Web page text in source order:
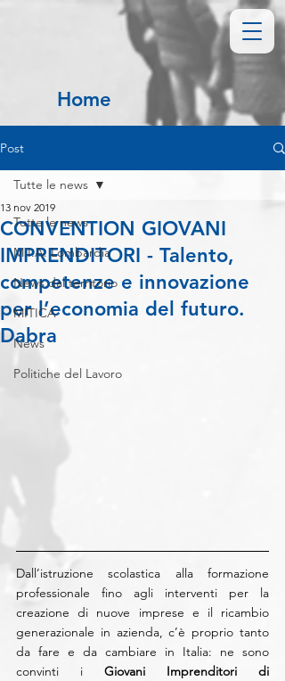
Home
Post
Tutte le news
M.I.A. Lombardia
News dal territorio
MITICA
News
Politiche del Lavoro
Tutte le news
CONVENTION GIOVANI
IMPRENDITORI - Talento,
competenze e innovazione
per l’economia del futuro.
Dabra
13 nov 2019
Dall’istruzione scolastica alla formazione
professionale fino agli interventi per la
creazione di nuove imprese e il ricambio
generazionale in azienda, c’è proprio tanto
da fare e da cambiare in Italia: ne sono
convinti i Giovani Imprenditori di